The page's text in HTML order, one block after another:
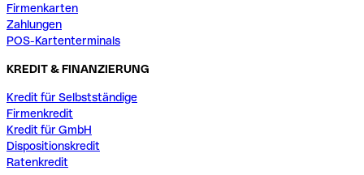
Firmenkarten
Zahlungen
POS-Kartenterminals
KREDIT & FINANZIERUNG
Kredit für Selbstständige
Firmenkredit
Kredit für GmbH
Dispositionskredit
Ratenkredit